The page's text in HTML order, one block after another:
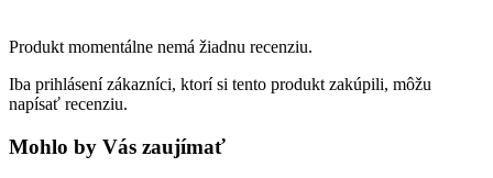
Produkt momentálne nemá žiadnu recenziu.
Iba prihlásení zákazníci, ktorí si tento produkt zakúpili, môžu
napísať recenziu.
Mohlo by Vás zaujímať